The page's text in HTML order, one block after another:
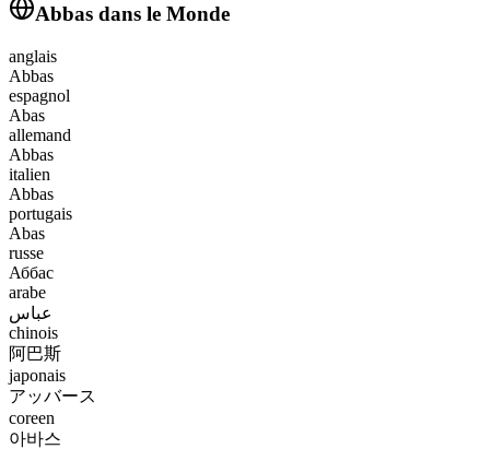
Abbas dans le Monde
anglais
Abbas
espagnol
Abas
allemand
Abbas
italien
Abbas
portugais
Abas
russe
Аббас
arabe
عباس
chinois
阿巴斯
japonais
アッバース
coreen
아바스